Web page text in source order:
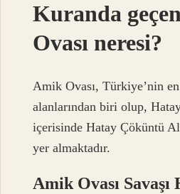
Kuranda
Ovası neresi?
Amik Ovası, Türkiye’nin
alanlarından biri olup,
içerisinde Hatay Çöküntü
yer almaktadır.
Amik Ovası Savaşı